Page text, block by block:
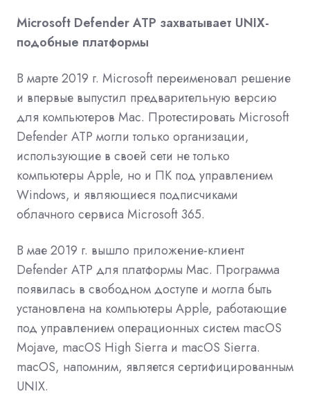
Microsoft Defender ATP захватывает UNIX-
подобные платформы
В марте 2019 г. Microsoft переименовал решение
и впервые выпустил предварительную версию
для компьютеров Mac. Протестировать Microsoft
Defender ATP могли только организации,
использующие в своей сети не только
компьютеры Apple, но и ПК под управлением
Windows, и являющиеся подписчиками
облачного сервиса Microsoft 365.
В мае 2019 г. вышло приложение-клиент
Defender ATP для платформы Mac. Программа
появилась в свободном доступе и могла быть
установлена на компьютеры Apple, работающие
под управлением операционных систем macOS
Mojave, macOS High Sierra и macOS Sierra.
macOS, напомним, является сертифицированным
UNIX.